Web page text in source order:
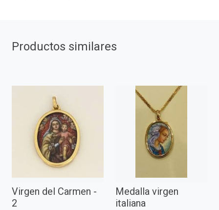
Productos similares
Virgen del Carmen -
2
Medalla virgen
italiana